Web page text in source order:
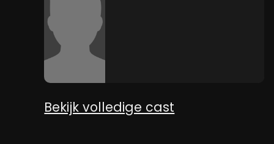
Bekijk volledige cast